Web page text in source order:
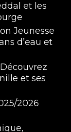
et les
Jeunesse
d’eau et
et ses
2026